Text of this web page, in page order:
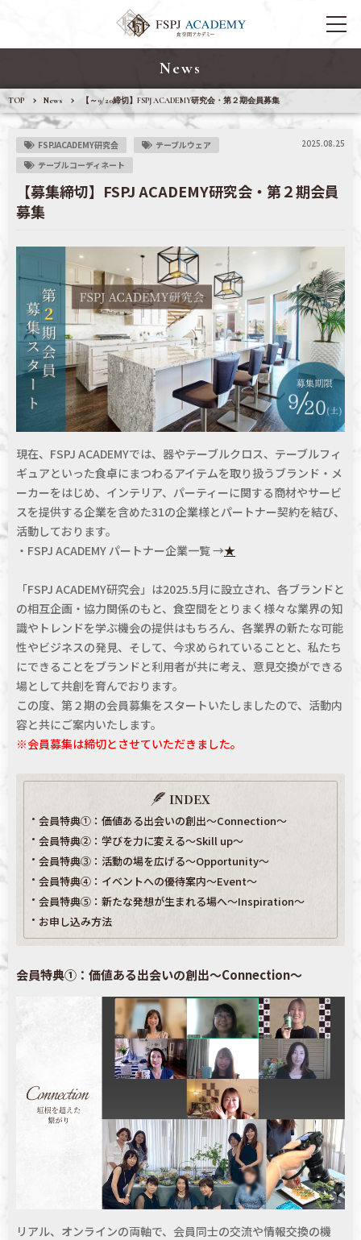
News
TOP News 【～9/20締切】FSPJ ACADEMY研究会・第２期会員募集
2025.08.25
FSPJACADEMY研究会
テーブルウェア
テーブルコーディネート
【募集締切】FSPJ ACADEMY研究会・第２期会員
募集
現在、FSPJ ACADEMYでは、器やテーブルクロス、テーブルフィ
ギュアといった食卓にまつわるアイテムを取り扱うブランド・メ
ーカーをはじめ、インテリア、パーティーに関する商材やサービ
スを提供する企業を含めた31の企業様とパートナー契約を結び、
活動しております。
・FSPJ ACADEMY パートナー企業一覧 →★
「FSPJ ACADEMY研究会」は2025.5月に設立され、各ブランドと
の相互企画・協力関係のもと、食空間をとりまく様々な業界の知
識やトレンドを学ぶ機会の提供はもちろん、各業界の新たな可能
性やビジネスの発見、そして、今求められていることと、私たち
にできることをブランドと利用者が共に考え、意見交換ができる
場として共創を育んでおります。
この度、第２期の会員募集をスタートいたしましたので、活動内
容と共にご案内いたします。
※会員募集は締切とさせていただきました。
INDEX
会員特典①：価値ある出会いの創出～Connection～
会員特典②：学びを力に変える～Skill up～
会員特典③：活動の場を広げる～Opportunity～
会員特典④：イベントへの優待案内～Event～
会員特典⑤：新たな発想が生まれる場へ～Inspiration～
お申し込み方法
会員特典①：価値ある出会いの創出～Connection～
リアル、オンラインの両軸で、会員同士の交流や情報交換の機